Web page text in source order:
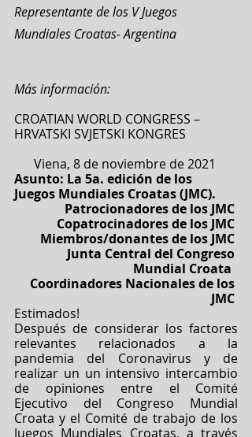
Representante de los V Juegos
Mundiales Croatas- Argentina
Más información:
CROATIAN WORLD CONGRESS –
HRVATSKI SVJETSKI KONGRES
Viena, 8 de noviembre de 2021
Asunto: La 5a. edición de los
Juegos Mundiales Croatas (JMC).
Patrocionadores de los JMC
Copatrocinadores de los JMC
Miembros/donantes de los JMC
Junta Central del Congreso
Mundial Croata
Coordinadores Nacionales de los
JMC
Estimados!
Después de considerar los factores
relevantes relacionados a la
pandemia del Coronavirus y de
realizar un un intensivo intercambio
de opiniones entre el Comité
Ejecutivo del Congreso Mundial
Croata y el Comité de trabajo de los
Juegos Mundiales Croatas, a través